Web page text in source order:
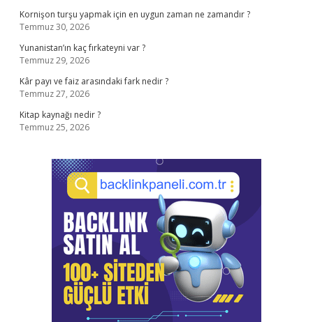
Kornişon turşu yapmak için en uygun zaman ne zamandır ?
Temmuz 30, 2026
Yunanistan’ın kaç fırkateyni var ?
Temmuz 29, 2026
Kâr payı ve faiz arasındaki fark nedir ?
Temmuz 27, 2026
Kitap kaynağı nedir ?
Temmuz 25, 2026